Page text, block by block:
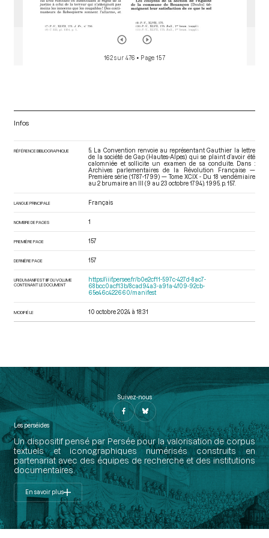
162 sur 476 • Page 157
Infos
RÉFÉRENCE BIBLIOGRAPHIQUE
5. La Convention renvoie au représentant Gauthier la lettre
de la société de Gap (Hautes-Alpes) qui se plaint d’avoir été
calomniée et sollicite un examen de sa conduite. Dans :
Archives parlementaires de la Révolution Française —
Première série (1787-1799) — Tome XCIX - Du 18 vendémiaire
au 2 brumaire an III (9 au 23 octobre 1794) . 1995. p. 157.
LANGUE PRINCIPALE Français
NOMBRE DE PAGES 1
PREMIÈRE PAGE 157
DERNIÈRE PAGE 157
URI DU MANIFEST IIIF DU VOLUME
CONTENANT LE DOCUMENT
https://iiif.persee.fr/b0e2cf11-597c-427d-8ac7-
68bcc0acf13b/8cad94a3-a91a-4f09-92cb-
65e46c422660/manifest
MODIFIÉ LE 10 octobre 2024 à 18:31
Suivez-nous
Les perséides
Un dispositif pensé par Persée pour la valorisation de corpus
textuels et iconographiques numérisés construits en
partenariat avec des équipes de recherche et des institutions
documentaires.
En savoir plus